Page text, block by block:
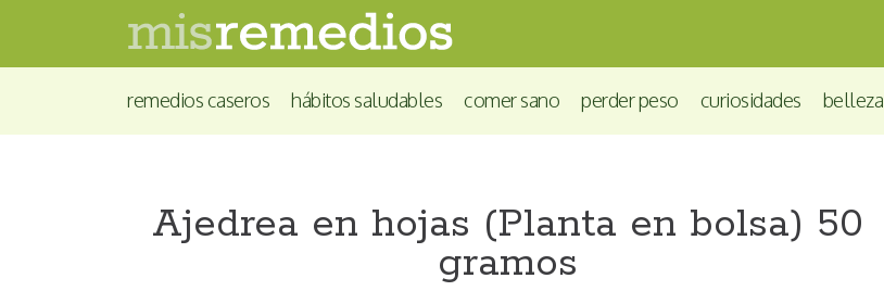
remedios caseros hábitos saludables comer sano perder peso curiosidades belleza
Ajedrea en hojas (Planta en bolsa) 50
gramos